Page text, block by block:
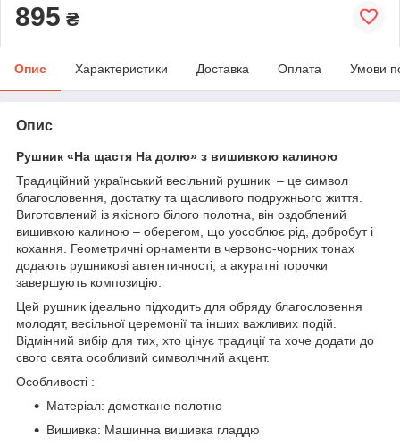
895 ₴
Опис Характеристики Доставка Оплата Умови
Опис
Рушник «На щастя На долю» з вишивкою калиною
Традиційний український весільний рушник – це символ
благословення, достатку та щасливого подружнього життя.
Виготовлений із якісного білого полотна, він оздоблений
вишивкою калиною – оберегом, що уособлює рід, добробут і
кохання. Геометричні орнаменти в червоно-чорних тонах
додають рушникові автентичності, а акуратні торочки
завершують композицію.
Цей рушник ідеально підходить для обряду благословення
молодят, весільної церемонії та інших важливих подій.
Відмінний вибір для тих, хто цінує традиції та хоче додати до
свого свята особливий символічний акцент.
Особливості :
Матеріал: домоткане полотно
Вишивка: Машинна вишивка гладдю